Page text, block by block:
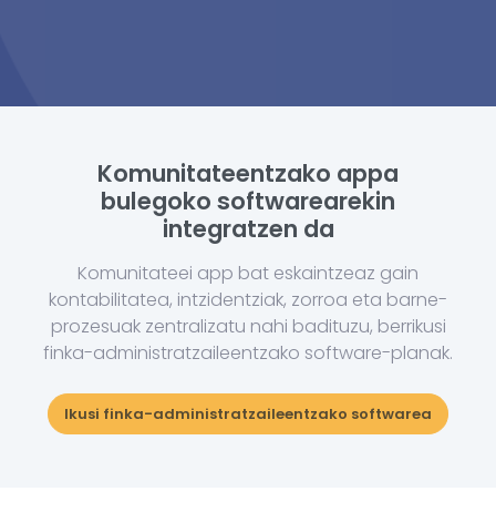
Komunitateentzako appa
bulegoko softwarearekin
integratzen da
Komunitateei app bat eskaintzeaz gain
kontabilitatea, intzidentziak, zorroa eta barne-
prozesuak zentralizatu nahi badituzu, berrikusi
finka-administratzaileentzako software-planak.
Ikusi finka-administratzaileentzako softwarea